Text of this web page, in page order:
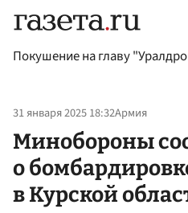
Покушение на главу
31 января 2025 18:32Армия
Минобороны
о
в Курской